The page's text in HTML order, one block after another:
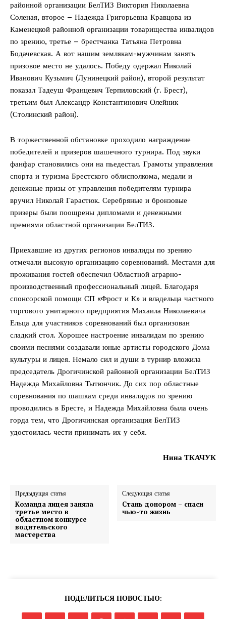
районной организации БелТИЗ Виктория Николаевна
Соленая, второе – Надежда Григорьевна Кравцова из
Каменецкой районной организации товарищества инвалидов
по зрению, третье – брестчанка Татьяна Петровна
Бодачевская. А вот нашим землякам-мужчинам занять
призовое место не удалось. Победу одержал Николай
Иванович Кузьмич (Лунинецкий район), второй результат
показал Тадеуш Францевич Терпиловский (г. Брест),
третьим был Александр Константинович Олейник
(Столинский район).
В торжественной обстановке проходило награждение
победителей и призеров шашечного турнира. Под звуки
фанфар становились они на пьедестал. Грамоты управления
спорта и туризма Брестского облисполкома, медали и
денежные призы от управления победителям турнира
вручил Николай Гарастюк. Серебряные и бронзовые
призеры были поощрены дипломами и денежными
премиями областной организации БелТИЗ.
Приехавшие из других регионов инвалиды по зрению
отмечали высокую организацию соревнований. Местами для
проживания гостей обеспечил Областной аграрно-
производственный профессиональный лицей. Благодаря
спонсорской помощи СП «Фрост и К» и владельца частного
торгового унитарного предприятия Михаила Николаевича
Ельца для участников соревнований был организован
сладкий стол. Хорошее настроение инвалидам по зрению
своими песнями создавали юные артисты городского Дома
культуры и лицея. Немало сил и души в турнир вложила
председатель Дрогичинской районной организации БелТИЗ
Надежда Михайловна Тытюнчик. До сих пор областные
соревнования по шашкам среди инвалидов по зрению
проводились в Бресте, и Надежда Михайловна была очень
горда тем, что Дрогичинская организация БелТИЗ
удостоилась чести принимать их у себя.
Нина ТКАЧУК
Предыдущая статья
Команда лицея заняла
третье место в
областном конкурсе
водительского
мастерства
Следующая статья
Стань донором – спаси
чью-то жизнь
ПОДЕЛИТЬСЯ НОВОСТЬЮ: